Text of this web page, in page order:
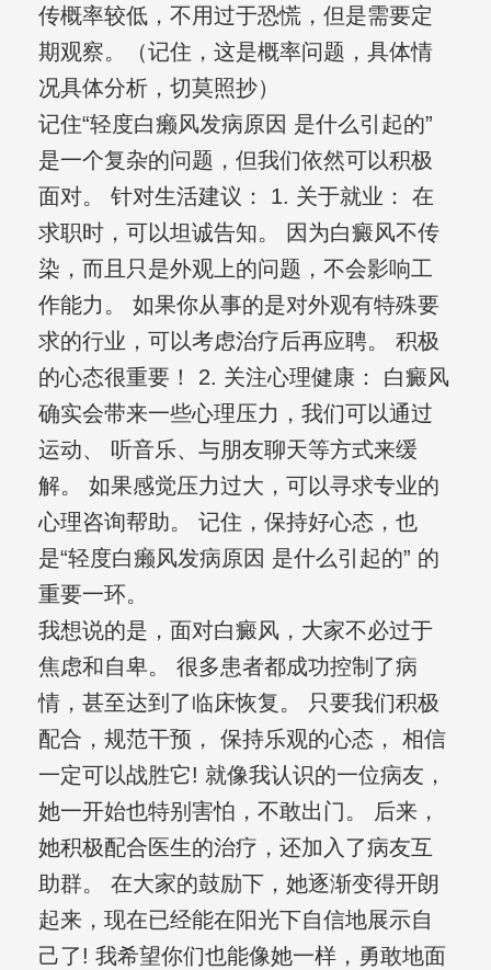
传概率较低，不用过于恐慌，但是需要定
期观察。（记住，这是概率问题，具体情
况具体分析，切莫照抄）
记住“轻度白癞风发病原因 是什么引起的”
是一个复杂的问题，但我们依然可以积极
面对。 针对生活建议： 1. 关于就业： 在
求职时，可以坦诚告知。 因为白癜风不传
染，而且只是外观上的问题，不会影响工
作能力。 如果你从事的是对外观有特殊要
求的行业，可以考虑治疗后再应聘。 积极
的心态很重要！ 2. 关注心理健康： 白癜风
确实会带来一些心理压力，我们可以通过
运动、 听音乐、与朋友聊天等方式来缓
解。 如果感觉压力过大，可以寻求专业的
心理咨询帮助。 记住，保持好心态，也
是“轻度白癞风发病原因 是什么引起的” 的
重要一环。
我想说的是，面对白癜风，大家不必过于
焦虑和自卑。 很多患者都成功控制了病
情，甚至达到了临床恢复。 只要我们积极
配合，规范干预， 保持乐观的心态， 相信
一定可以战胜它! 就像我认识的一位病友，
她一开始也特别害怕，不敢出门。 后来，
她积极配合医生的治疗，还加入了病友互
助群。 在大家的鼓励下，她逐渐变得开朗
起来，现在已经能在阳光下自信地展示自
己了! 我希望你们也能像她一样，勇敢地面